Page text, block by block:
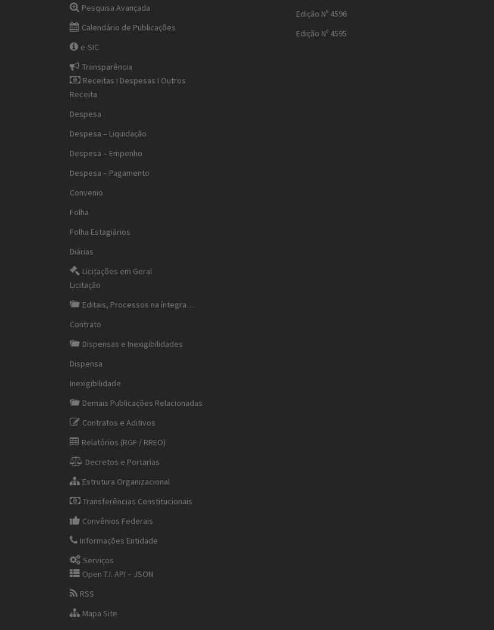
Pesquisa Avançada
Calendário de Publicações
e-SIC
Transparência
Receitas I Despesas I Outros
Receita
Despesa
Despesa – Liquidação
Despesa – Empenho
Despesa – Pagamento
Convenio
Folha
Folha Estagiários
Diárias
Licitações em Geral
Licitação
Editais, Processos na íntegra…
Contrato
Dispensas e Inexigibilidades
Dispensa
Inexigibilidade
Demais Publicações Relacionadas
Contratos e Aditivos
Relatórios (RGF / RREO)
Decretos e Portarias
Estrutura Organizacional
Transferências Constitucionais
Convênios Federais
Informações Entidade
Serviços
Open T.I. API – JSON
RSS
Mapa Site
Edição Nº 4596
Edição Nº 4595